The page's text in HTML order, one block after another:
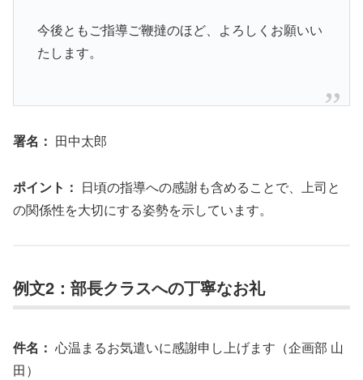
今後ともご指導ご鞭撻のほど、よろしくお願いい
たします。
署名： 田中太郎
ポイント： 日頃の指導への感謝も含めることで、上司と
の関係性を大切にする姿勢を示しています。
例文2：部長クラスへの丁寧なお礼
件名： 心温まるお気遣いに感謝申し上げます（企画部 山
田）